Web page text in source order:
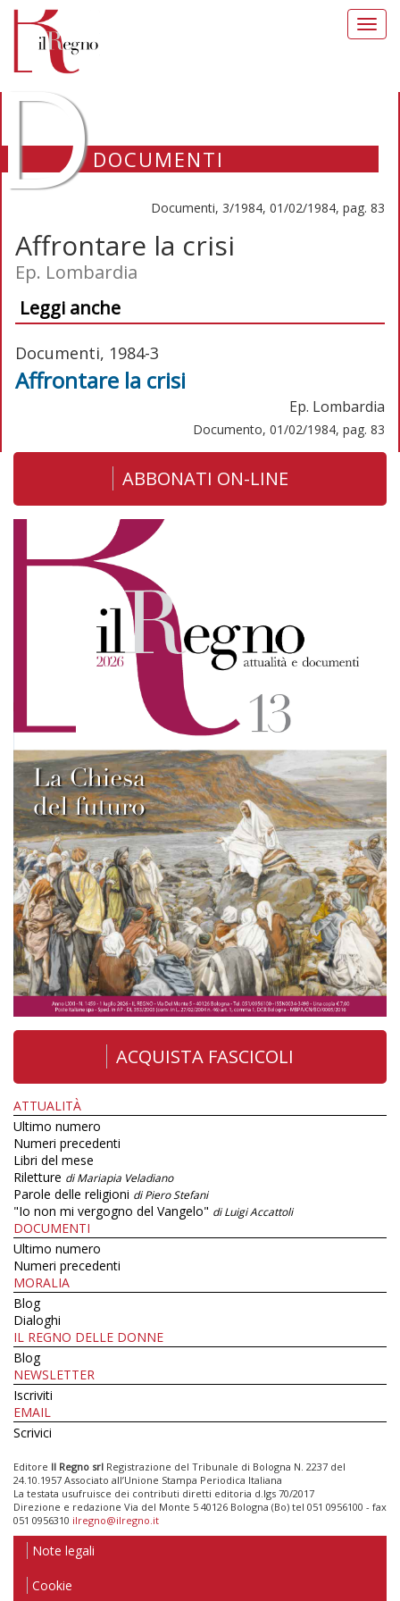
DOCUMENTI
Documenti, 3/1984, 01/02/1984, pag. 83
Affrontare la crisi
Ep. Lombardia
Leggi anche
Documenti, 1984-3
Affrontare la crisi
Ep. Lombardia
Documento, 01/02/1984, pag. 83
ABBONATI ON-LINE
ACQUISTA FASCICOLI
ATTUALITÀ
Ultimo numero
Numeri precedenti
Libri del mese
Riletture di Mariapia Veladiano
Parole delle religioni di Piero Stefani
"Io non mi vergogno del Vangelo" di Luigi Accattoli
DOCUMENTI
Ultimo numero
Numeri precedenti
MORALIA
Blog
Dialoghi
IL REGNO DELLE DONNE
Blog
NEWSLETTER
Iscriviti
EMAIL
Scrivici
Editore Il Regno srl Registrazione del Tribunale di Bologna N. 2237 del
24.10.1957 Associato all’Unione Stampa Periodica Italiana
La testata usufruisce dei contributi diretti editoria d.lgs 70/2017
Direzione e redazione Via del Monte 5 40126 Bologna (Bo) tel 051 0956100 - fax
051 0956310 ilregno@ilregno.it
Note legali
Cookie